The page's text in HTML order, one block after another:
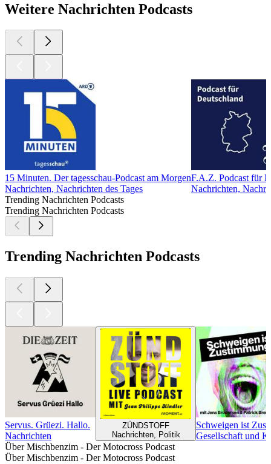
Weitere Nachrichten Podcasts
15 Minuten. Der tagesschau-Podcast am Morgen
Nachrichten, Nachrichten des Tages
F.A.Z. Podcast für
Nachrichten,
Trending Nachrichten Podcasts
Trending Nachrichten Podcasts
Trending Nachrichten Podcasts
Servus. Grüezi. Hallo.
Nachrichten
ZÜNDSTOFF
Nachrichten, Politik
Schweigen ist
Gesellschaft und
Über Mischbenzim - Der Motocross Podcast
Über Mischbenzim - Der Motocross Podcast